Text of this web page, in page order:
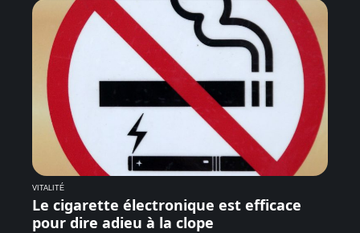
VITALITÉ
Le cigarette électronique est efficace
pour dire adieu à la clope